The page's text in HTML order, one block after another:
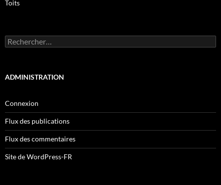
Toits
Rechercher :
ADMINISTRATION
Connexion
Flux des publications
Flux des commentaires
Site de WordPress-FR